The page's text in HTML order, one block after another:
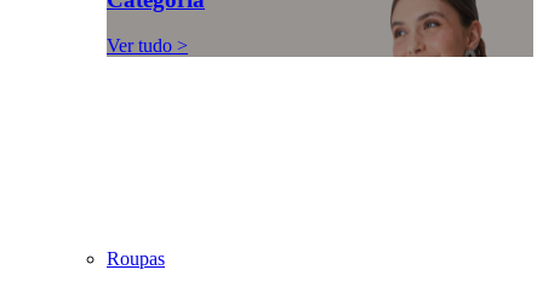
Ver tudo >
Roupas